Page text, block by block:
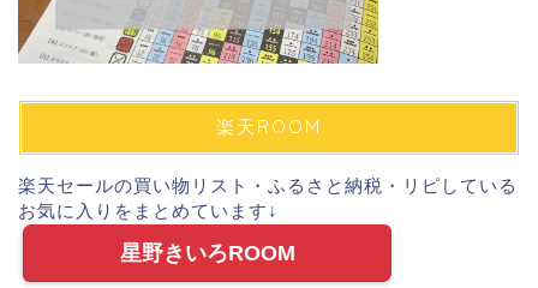
楽天ROOM
楽天セールの買い物リスト・ふるさと納税・リピしている
お気に入りをまとめています↓
星野きいろROOM